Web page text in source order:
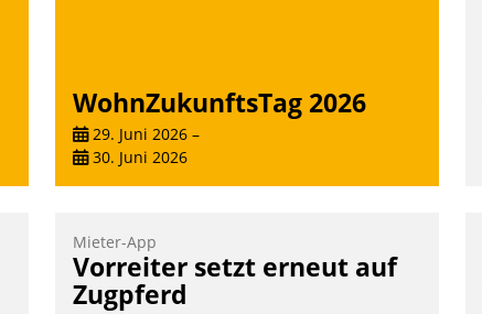
WohnZukunftsTag 2026
29. Juni 2026 –
30. Juni 2026
Mieter-App
Vorreiter setzt erneut auf
Zugpferd